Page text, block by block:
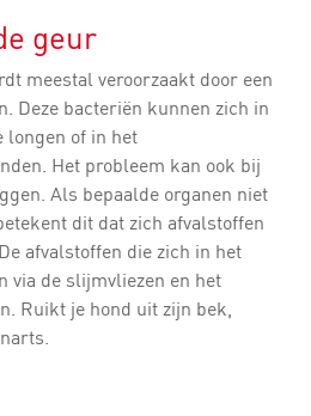
geur
meestal veroorzaakt door een
Deze bacteriën kunnen zich in
longen of in het
Het probleem kan ook bij
Als bepaalde organen niet
dit dat zich afvalstoffen
afvalstoffen die zich in het
via de slijmvliezen en het
Ruikt je hond uit zijn bek,